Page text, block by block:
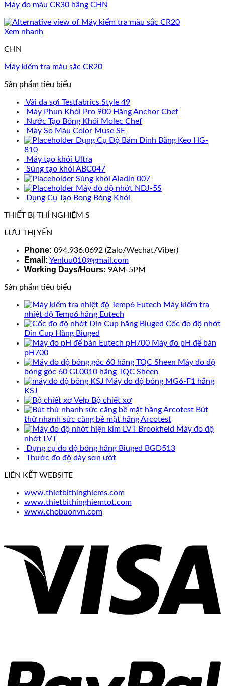
Máy đo màu CR30 hãng CHN
Xem nhanh
CHN
Máy kiểm tra màu sắc CR20
Sản phẩm tiêu biểu
Vải đa sợi Testfabrics Style 49
Máy Phun Khói Pro 900 Hãng Anchor Chef
Nước Tạo Bóng Khói Molec Chef
Máy So Màu Color Muse SE
Dụng Cụ Độ Bám Dính Băng Keo HG-
810
Máy tạo khói Ultra
Súng tạo khói ABC047
Súng khói Aladin 007
Máy đo độ nhớt NDJ-5S
Dụng Cụ Tạo Bong Bóng Khói
THIẾT BỊ THÍ NGHIỆM S
LƯU THỊ YẾN
Phone: 094.936.0692 (Zalo/Wechat/Viber)
Email: Yenluu010@gmail.com
Working Days/Hours: 9AM-5PM
Sản phẩm tiêu biểu
Máy kiểm tra
nhiệt độ Temp6 hãng Eutech
Cốc đo độ nhớt
Din Cup Hãng Biuged
Máy đo pH để bàn
pH700
Máy đo độ
bóng góc 60 GL0010 hãng TQC Sheen
Máy đo độ bóng MG6-F1 hãng
KSJ
Bộ chiết xơ
Bút
thử nhanh sức căng bề mặt hãng Arcotest
Máy đo độ
nhớt LVT
Dụng cụ đo độ bóng hãng Biuged BGD513
Thước đo độ dày sơn ướt
LIÊN KẾT WEBSITE
www.thietbithinghiems.com
www.thietbithinghiemtot.com
www.chobuonvn.com